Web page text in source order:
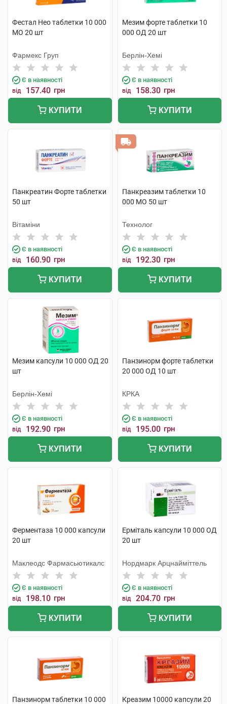
Фестал Нео таблетки 10 000
МО 20 шт
Фармекс Груп
Є в наявності
від 157.40 грн
КУПИТИ
Мезим форте таблетки 10
000 ОД 20 шт
Берлін-Хемі
Є в наявності
від 158.30 грн
КУПИТИ
Панкреатин Форте таблетки
50 шт
Вітаміни
Є в наявності
від 160.90 грн
КУПИТИ
Панкреазим таблетки 10
000 МО 50 шт
Технолог
Є в наявності
від 192.30 грн
КУПИТИ
Мезим капсули 10 000 ОД 20
шт
Берлін-Хемі
Є в наявності
від 192.90 грн
КУПИТИ
Панзинорм форте таблетки
20 000 ОД 10 шт
КРКА
Є в наявності
від 195.00 грн
КУПИТИ
Ферментаза 10 000 капсули
20 шт
Маклеодс Фармасьютикалс
Є в наявності
від 198.10 грн
КУПИТИ
Ерміталь капсули 10 000 ОД
20 шт
Нордмарк Арцнайміттель
Є в наявності
від 204.70 грн
КУПИТИ
Панзинорм таблетки 10 000
Креазим 10000 капсули 20